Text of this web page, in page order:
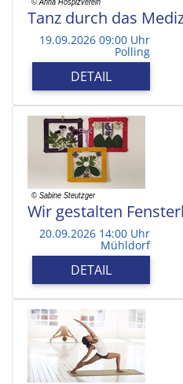
Tanz durch das
19.09.2026 09:00 Uhr
Polling
DETAIL
Wir gestalten
20.09.2026 14:00 Uhr
Mühldorf
DETAIL